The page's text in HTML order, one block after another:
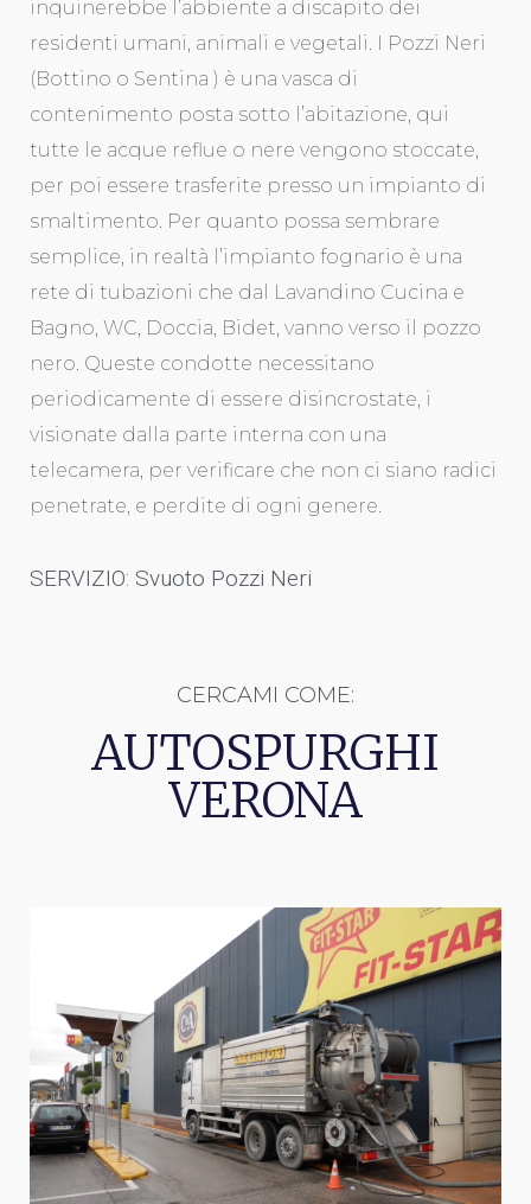
inquinerebbe l’abbiente a discapito dei
residenti umani, animali e vegetali. I Pozzi Neri
(Bottino o Sentina ) è una vasca di
contenimento posta sotto l’abitazione, qui
tutte le acque reflue o nere vengono stoccate,
per poi essere trasferite presso un impianto di
smaltimento. Per quanto possa sembrare
semplice, in realtà l’impianto fognario è una
rete di tubazioni che dal Lavandino Cucina e
Bagno, WC, Doccia, Bidet, vanno verso il pozzo
nero. Queste condotte necessitano
periodicamente di essere disincrostate, i
visionate dalla parte interna con una
telecamera, per verificare che non ci siano radici
penetrate, e perdite di ogni genere.
SERVIZIO: Svuoto Pozzi Neri
CERCAMI COME:
AUTOSPURGHI
VERONA